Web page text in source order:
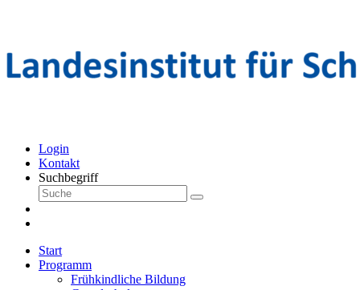
Login
Kontakt
Suchbegriff
Start
Programm
Frühkindliche Bildung